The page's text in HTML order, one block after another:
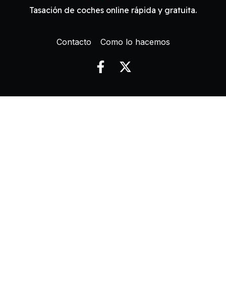
Tasación de coches online rápida y gratuita.
Contacto Como lo hacemos